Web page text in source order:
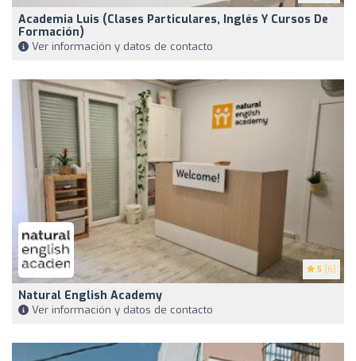
Academia Luis (Clases Particulares, Inglés Y Cursos De
Formación)
Ver información y datos de contacto
5 (6)
Natural English Academy
Ver información y datos de contacto